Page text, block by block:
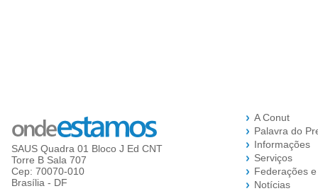
SAUS Quadra 01 Bloco J Ed CNT
Torre B Sala 707
Cep: 70070-010
Brasília - DF
A Conut
Palavra do
Informações
Serviços
Federações
Notícias